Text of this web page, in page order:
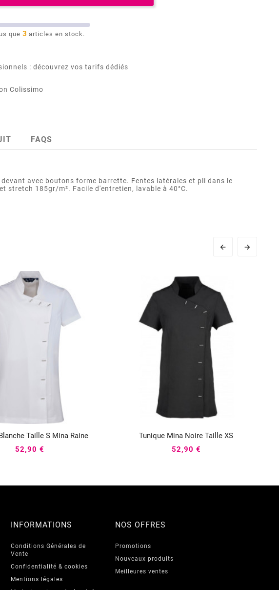
que 3 articles en stock.
: découvrez vos tarifs dédiés
Colissimo
FAQS
avec boutons forme barrette. Fentes latérales et pli dans le
stretch 185gr/m². Facile d'entretien, lavable à 40°C.
 
Taille S Mina Raine
52,90 €
Tunique Mina Noire Taille XS

52,90 €
INFORMATIONS
Conditions Générales de
Vente
Confidentialité & cookies
Mentions légales
NOS OFFRES
Promotions
Nouveaux produits
Meilleures ventes